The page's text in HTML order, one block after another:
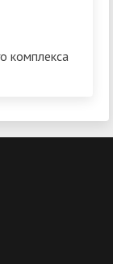
комплекса